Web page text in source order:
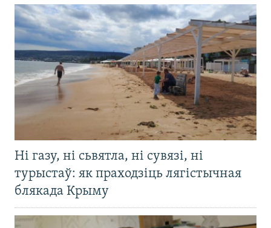
Ні газу, ні сьвятла, ні сувязі, ні
турыстаў: як праходзіць лягістычная
блякада Крыму